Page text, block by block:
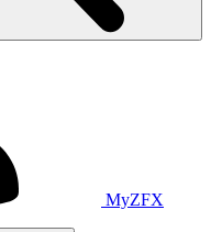
MyZFX